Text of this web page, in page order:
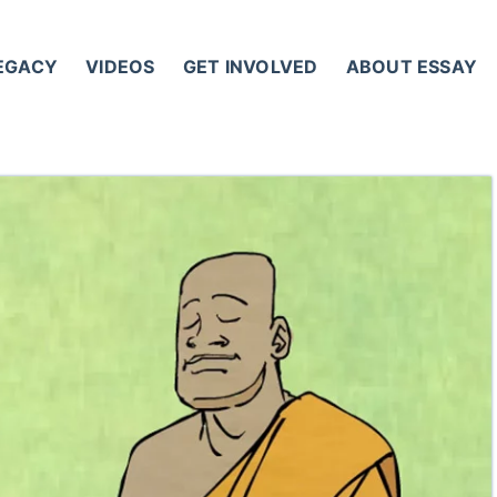
VIDEOS GET INVOLVED ABOUT ESSAY